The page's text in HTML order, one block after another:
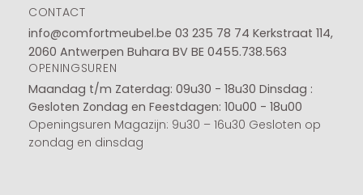
CONTACT
info@comfortmeubel.be 03 235 78 74 Kerkstraat 114,
2060 Antwerpen Buhara BV BE 0455.738.563
OPENINGSUREN
Maandag t/m Zaterdag: 09u30 - 18u30 Dinsdag :
Gesloten Zondag en Feestdagen: 10u00 - 18u00
Openingsuren Magazijn: 9u30 – 16u30 Gesloten op
zondag en dinsdag